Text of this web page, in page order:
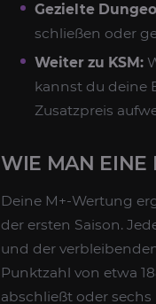
Gezielte
schließen oder
Weiter zu KSM:
kannst du deine
Zusatzpreis
WIE MAN EINE
Deine M+-Wertung
der ersten Saison.
und der
Punktzahl von etwa
abschließt oder